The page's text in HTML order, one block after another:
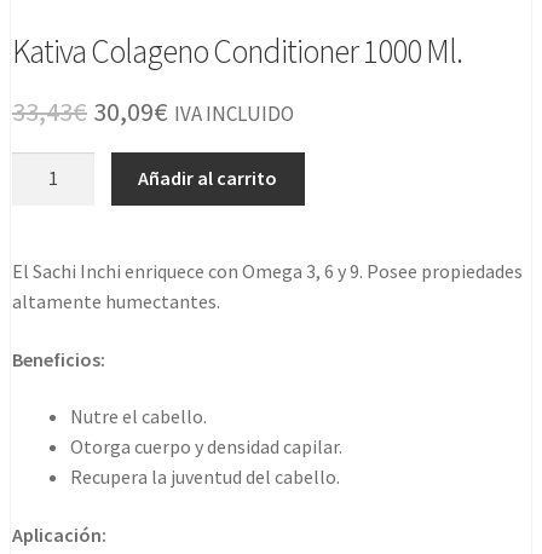
Kativa Colageno Conditioner 1000 Ml.
33,43€ El
precio
original
33,43€.
30,09€ El
precio
actual
30,09€.
IVA INCLUIDO
Ml.
cantidad
Añadir al carrito
El Sachi Inchi enriquece con Omega 3, 6 y 9. Posee propiedades
altamente humectantes.
Beneficios:
Nutre el cabello.
Otorga cuerpo y densidad capilar.
Recupera la juventud del cabello.
Aplicación: